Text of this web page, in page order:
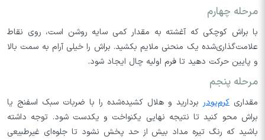
مرحله چهارم
با براش کوچکی که آغشته به مقدار کمی سایه روشن است، روی نقاط
علامت‌گذاری‌شده یک منحنی ملایم بکشید. براش را خیلی آرام به سمت بالا
و پایین حرکت دهید تا فرم اولیه چال ایجاد شود.
مرحله پنجم
مقداری کرم‌پودر بردارید و هلال کشیده‌شده را با ضربات سبک اسفنج یا
براش محو کنید تا نتیجه نهایی یکنواخت و یکدست شود. توجه داشته
باشید که رنگ تیره مداد بیش از حد پخش نشود تا جلوه‌ای غیرطبیعی